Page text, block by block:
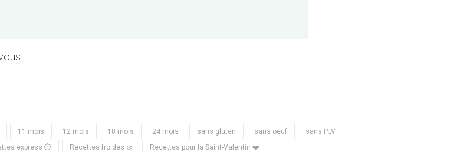
!
11 mois 12 mois 18 mois 24 mois sans gluten sans oeuf
sans PLV
express ⏱ Recettes froides ❄️
Recettes pour la Saint-Valentin ❤️